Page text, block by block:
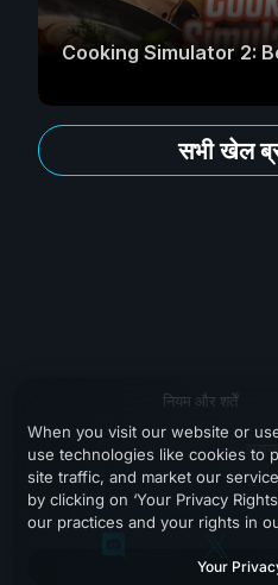
Cooking Simulator 2:
सभी खेल
नियम और शर्तें
When you visit our website or
use technologies like cookies to
site traffic, and market our
by clicking on ‘Your Privacy
our practices and your rights in
Your